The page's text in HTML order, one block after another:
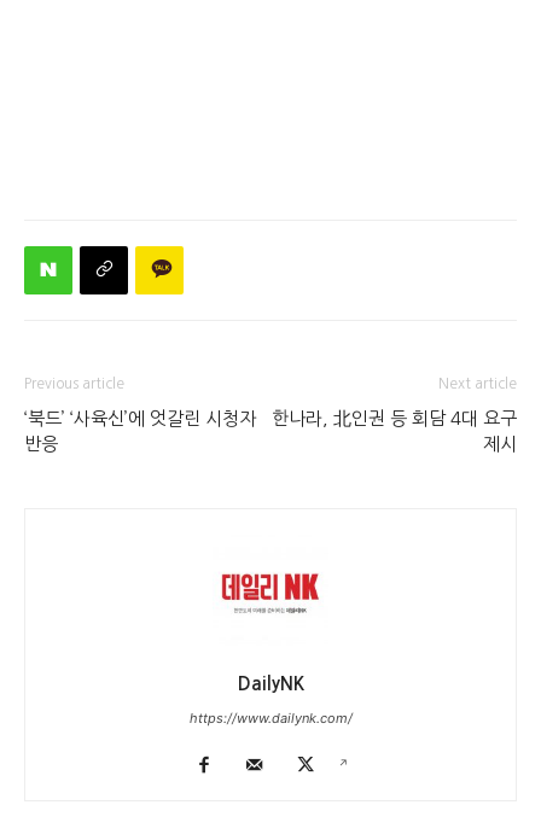
Previous article
‘북드’ ‘사육신’에 엇갈린 시청자
반응
Next article
한나라, 北인권 등 회담 4대 요구
제시
DailyNK
https://www.dailynk.com/